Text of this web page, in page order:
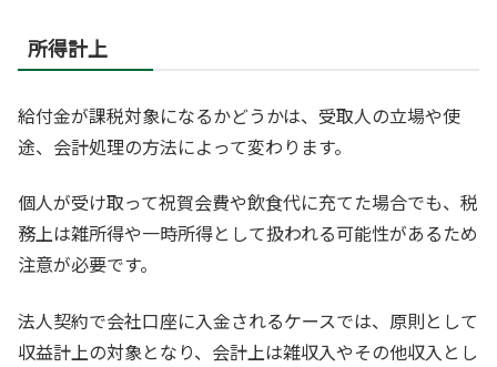
所得計上
給付金が課税対象になるかどうかは、受取人の立場や使
途、会計処理の方法によって変わります。
個人が受け取って祝賀会費や飲食代に充てた場合でも、税
務上は雑所得や一時所得として扱われる可能性があるため
注意が必要です。
法人契約で会社口座に入金されるケースでは、原則として
収益計上の対象となり、会計上は雑収入やその他収入とし